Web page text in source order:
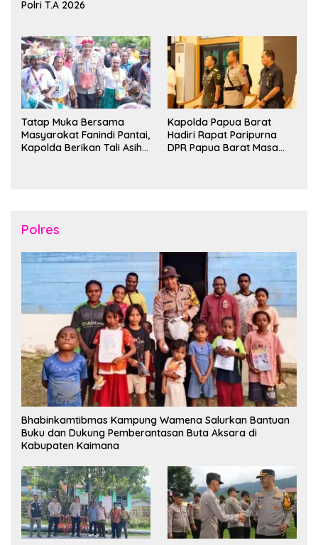
Polri T.A 2026
Tatap Muka Bersama
Masyarakat Fanindi Pantai,
Kapolda Berikan Tali Asih
Kapolda Papua Barat
Hadiri Rapat Paripurna
DPR Papua Barat Masa
Polres
Bhabinkamtibmas Kampung Wamena Salurkan Bantuan
Buku dan Dukung Pemberantasan Buta Aksara di
Kabupaten Kaimana